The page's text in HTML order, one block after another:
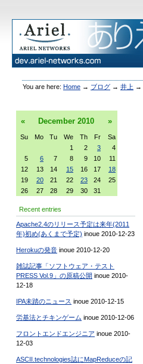
You are here: Home → ブログ → 井上 →
« December 2010 »
Su Mo Tu We Th Fr
Sa
1
2 3
4
5
6 7 8 9 10
11
12
13 14 15 16 17
18
19
20 21 22 23 24
25
26
27 28 29 30 31
Recent entries
Apache2.4のリリース予定は来年(2011
年)初め(あくまで予定) inoue 2010-12-23
Herokuの発音 inoue 2010-12-20
雑誌記事「ソフトウェア・テスト
PRESS Vol.9」の原稿公開 inoue 2010-
12-18
IPA未踏のニュース inoue 2010-12-15
労基法とチキンゲーム inoue 2010-12-06
フロントエンドエンジニア inoue 2010-
12-03
ASCII.technologies誌にMapReduceの記